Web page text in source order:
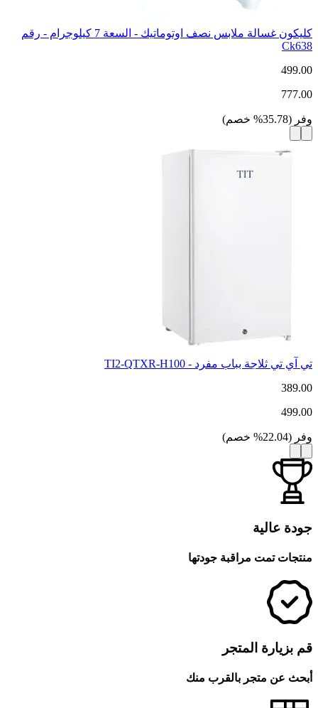
كليكون غسالة ملابس نصف اوتوماتيك - السعة 7 كيلوجرام - رقم
Ck638
499.00
777.00
وفر (
35.78
% خصم)
تي آي تي ثلاجة بباب مفرد - TI2-QTXR-H100
389.00
499.00
وفر (
22.04
% خصم)
جودة عالية
منتجات تمت مراقبة جودتها
قم بزيارة المتجر
أبحث عن متجر بالقرب منك